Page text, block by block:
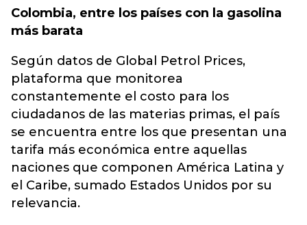
Colombia, entre los países con la gasolina
más barata
Según datos de Global Petrol Prices,
plataforma que monitorea
constantemente el costo para los
ciudadanos de las materias primas, el país
se encuentra entre los que presentan una
tarifa más económica entre aquellas
naciones que componen América Latina y
el Caribe, sumado Estados Unidos por su
relevancia.